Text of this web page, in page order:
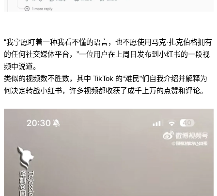
“我宁愿盯着一种我看不懂的语言，也不愿使用马克·扎克伯格拥有
的任何社交媒体平台，”一位用户在上周日发布到小红书的一段视
频中说道。
类似的视频数不胜数，其中 TikTok 的“难民”们自我介绍并解释为
何决定转战小红书，许多视频都收获了成千上万的点赞和评论。